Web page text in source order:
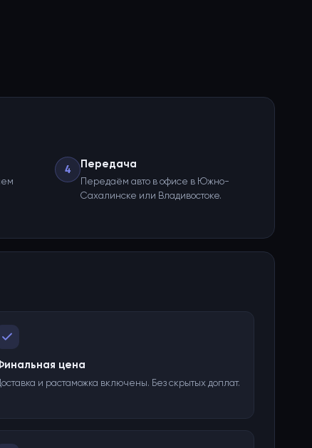
4 Передача
Передаём авто в офисе в Южно-
Сахалинске или Владивостоке.
цена
и растаможка включены. Без скрытых доплат.